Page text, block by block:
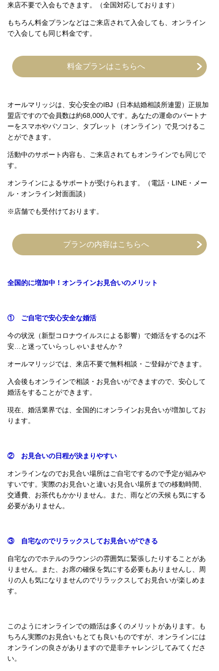
来店不要で入会もできます。（全国対応しております）
もちろん料金プランなどはご来店されて入会しても、オンライン
で入会しても同じ料金です。
料金プランはこちらへ
オールマリッジは、安心安全のIBJ（日本結婚相談所連盟）正規加
盟店ですので会員数は約68,000人です。あなたの運命のパートナ
ーをスマホやパソコン、タブレット（オンライン）で見つけるこ
とができます。
活動中のサポート内容も、ご来店されてもオンラインでも同じで
す。
オンラインによるサポートが受けられます。（電話・LINE・メー
ル・オンライン対面面談）
※店舗でも受付けております。
プランの内容はこちらへ
全国的に増加中！オンラインお見合いのメリット
① ご自宅で安心安全な婚活
今の状況（新型コロナウイルスによる影響）で婚活をするのは不
安…と迷っていらっしゃいませんか？
オールマリッジでは、来店不要で無料相談・ご登録ができます。
入会後もオンラインで相談・お見合いができますので、安心して
婚活をすることができます。
現在、婚活業界では、全国的にオンラインお見合いが増加してお
ります。
② お見合いの日程が決まりやすい
オンラインなのでお見合い場所はご自宅でするので予定が組みや
すいです。実際のお見合いと違いお見合い場所までの移動時間、
交通費、お茶代もかかりません。また、雨などの天候も気にする
必要がありません。
③ 自宅なのでリラックスしてお見合いができる
自宅なのでホテルのラウンジの雰囲気に緊張したりすることがあ
りません。また、お席の確保を気にする必要もありませんし、周
りの人も気になりませんのでリラックスしてお見合いが楽しめま
す。
このようにオンラインでの婚活は多くのメリットがあります。も
ちろん実際のお見合いもとても良いものですが、オンラインには
オンラインの良さがありますので是非チャレンジしてみてくださ
い。